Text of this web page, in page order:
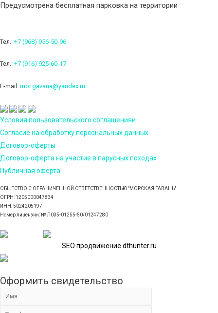
Предусмотрена бесплатная парковка на территории
Тел.: +7 (968) 956-50-96
Тел.: +7 (916) 925-60-17
E-mail: mor.gavana@yandex.ru
Условия пользовательского соглашенияи
Согласие на обработку персональных данных
Договор-оферты
Договор-оферта на участие в парусных походах
Публичная оферта
ОБЩЕСТВО С ОГРАНИЧЕННОЙ ОТВЕТСТВЕННОСТЬЮ "МОРСКАЯ ГАВАНЬ"
ОГРН: 1205000047834
ИНН: 5024205197
Номер лицензии: № Л035-01255-50/01247280
SEO продвижение dthunter.ru
Оформить свидетельство